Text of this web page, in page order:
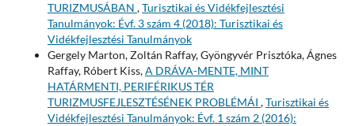
TURIZMUSÁBAN ,Turisztikai és Vidékfejlesztési
Tanulmányok: Évf. 3 szám 4 (2018): Turisztikai és
Vidékfejlesztési Tanulmányok
Gergely Marton, Zoltán Raffay, Gyöngyvér Prisztóka, Ágnes
Raffay, Róbert Kiss,A DRÁVA-MENTE, MINT
HATÁRMENTI, PERIFÉRIKUS TÉR
TURIZMUSFEJLESZTÉSÉNEK PROBLÉMÁI ,Turisztikai és
Vidékfejlesztési Tanulmányok: Évf. 1 szám 2 (2016):